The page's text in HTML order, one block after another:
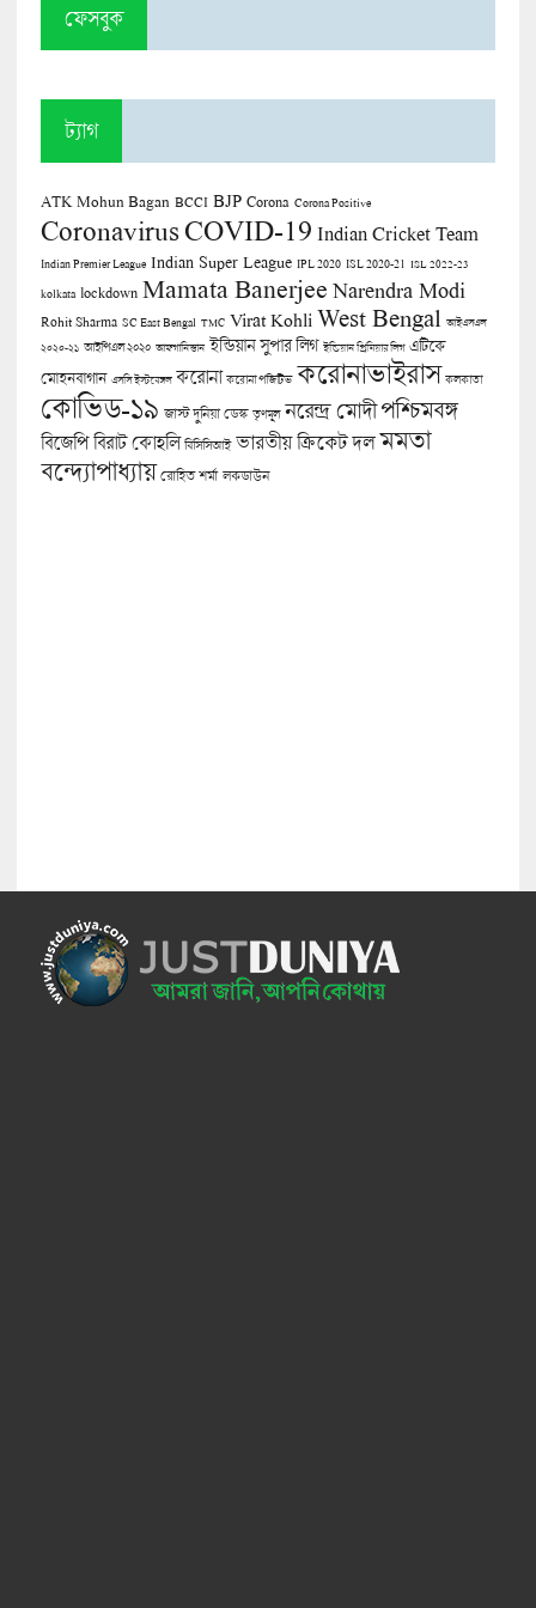
ফেসবুক
ট্যাগ
ATK Mohun Bagan BCCI BJP Corona Corona Positive
CoronavirusCOVID-19 Indian Cricket Team
Indian Premier League Indian Super League IPL 2020 ISL 2020-21 ISL 2022-23
kolkata lockdown Mamata Banerjee Narendra Modi
Rohit Sharma SC East Bengal TMC Virat Kohli West Bengal আইএসএল
২০২০-২১ আইপিএল ২০২০ আফগানিস্তান ইন্ডিয়ান সুপার লিগ ইন্ডিয়ান প্রিমিয়ার লিগ এটিকে
মোহনবাগান এসসি ইস্টবেঙ্গল করোনা করোনা পজিটিভ করোনাভাইরাস কলকাতা
কোভিড-১৯ জাস্ট দুনিয়া ডেস্ক তৃণমূল নরেন্দ্র মোদী পশ্চিমবঙ্গ
বিজেপি বিরাট কোহলি বিসিসিআই ভারতীয় ক্রিকেট দল মমতা
বন্দ্যোপাধ্যায় রোহিত শর্মা লকডাউন